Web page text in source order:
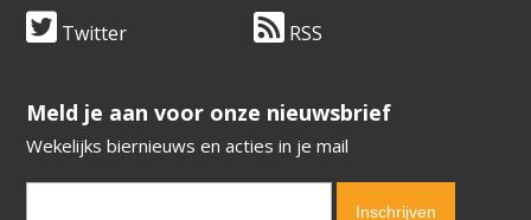
Twitter RSS
​​​​​​​Meld je aan voor onze nieuwsbrief
Wekelijks biernieuws en acties in je mail